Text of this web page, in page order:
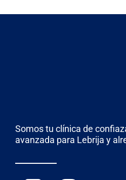
Somos tu clínica de
avanzada para Lebrija y